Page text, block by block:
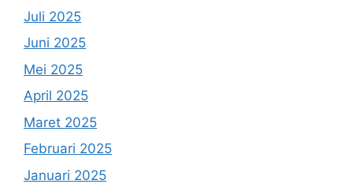
Juli 2025
Juni 2025
Mei 2025
April 2025
Maret 2025
Februari 2025
Januari 2025